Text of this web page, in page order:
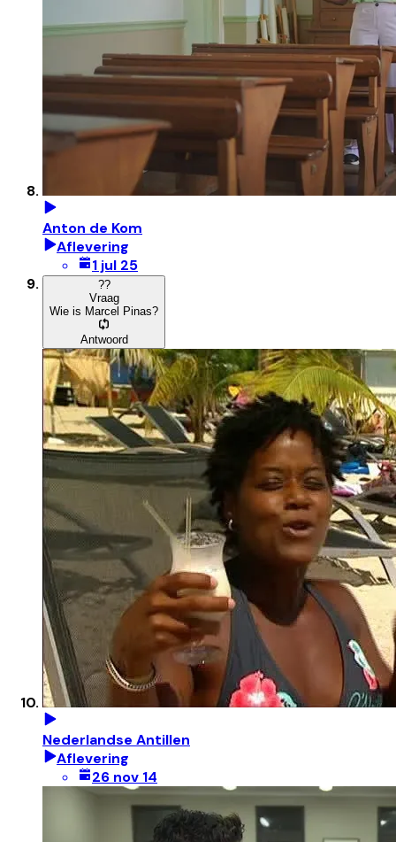
Anton de Kom
Aflevering
1 jul 25
??
Vraag
Wie is Marcel Pinas?
Antwoord
Nederlandse Antillen
Aflevering
26 nov 14